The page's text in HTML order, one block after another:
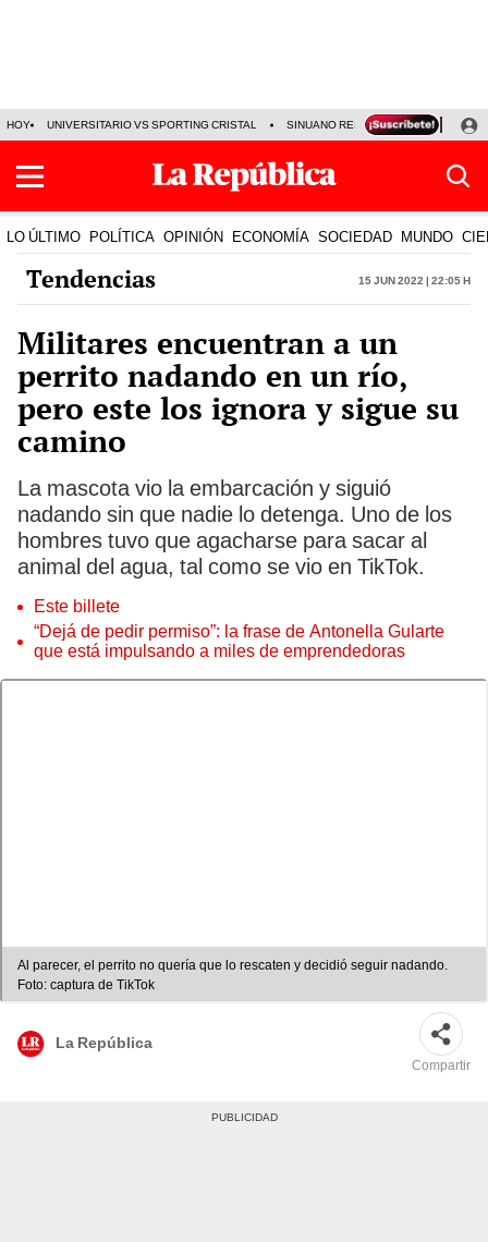
HOY UNIVERSITARIO VS SPORTING CRISTAL SINUANO RESULTADOS HOY
LO ÚLTIMO POLÍTICA OPINIÓN ECONOMÍA SOCIEDAD MUNDO
Tendencias 15 Jun 2022 | 22:05 h
Militares encuentran a un
perrito nadando en un río,
pero este los ignora y sigue su
camino
La mascota vio la embarcación y siguió
nadando sin que nadie lo detenga. Uno de los
hombres tuvo que agacharse para sacar al
animal del agua, tal como se vio en TikTok.
Este billete
“Dejá de pedir permiso”: la frase de Antonella Gularte
que está impulsando a miles de emprendedoras
Al parecer, el perrito no quería que lo rescaten y decidió seguir nadando.
Foto: captura de TikTok
La República
Compartir